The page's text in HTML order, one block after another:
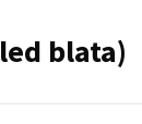
blata)